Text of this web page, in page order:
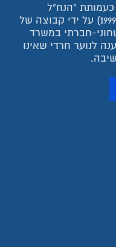
"הנח"ל
החרדי") הוקמה בשנת התשנ"ט (1999) על ידי קבוצה של
חברתי במשרד
לנוער חרדי שאינו